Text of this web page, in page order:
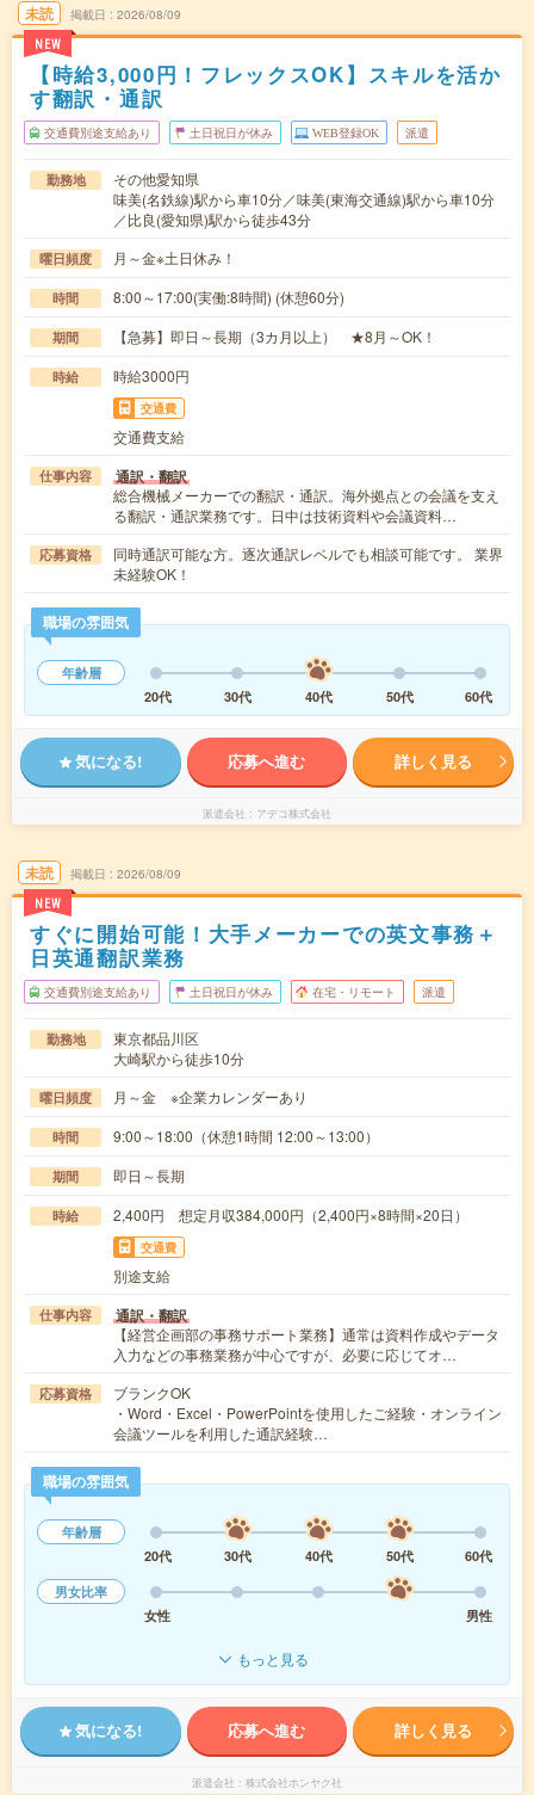
未読
NEW
掲載日 2026/08/09
【時給3,000円！フレックスOK】スキルを活か
す翻訳・通訳
交通費別途支給あり 土日祝日が休み WEB登録OK 派遣
勤務地
その他愛知県
味美(名鉄線)駅から車10分／味美(東海交通線)駅から車10分
／比良(愛知県)駅から徒歩43分
曜日頻度 月～金※土日休み！
時間 8:00～17:00(実働:8時間) (休憩60分)
期間 【急募】即日～長期（3カ月以上） ★8月～OK！
時給 時給3000円
交通費
交通費支給
仕事内容 通訳・翻訳
総合機械メーカーでの翻訳・通訳。海外拠点との会議を支え
る翻訳・通訳業務です。日中は技術資料や会議資料…
応募資格
同時通訳可能な方。逐次通訳レベルでも相談可能です。 業界
未経験OK！
職場の雰囲気
年齢層
20代
30代 40代 50代 60代
気になる! 応募へ進む 詳しく見る
派遣会社 アデコ株式会社
未読
NEW
掲載日 2026/08/09
すぐに開始可能！大手メーカーでの英文事務＋
日英通翻訳業務
交通費別途支給あり 土日祝日が休み 在宅・リモート 派遣
勤務地
東京都品川区
大崎駅から徒歩10分
曜日頻度 月～金 ※企業カレンダーあり
時間 9:00～18:00（休憩1時間 12:00～13:00）
期間 即日～長期
時給 2,400円 想定月収384,000円（2,400円×8時間×20日）
交通費
別途支給
仕事内容 通訳・翻訳
【経営企画部の事務サポート業務】通常は資料作成やデータ
入力などの事務業務が中心ですが、必要に応じてオ…
応募資格
ブランクOK
・Word・Excel・PowerPointを使用したご経験・オンライン
会議ツールを利用した通訳経験…
職場の雰囲気
年齢層
20代
30代 40代 50代
60代
男女比率
女性
男性
もっと見る
気になる! 応募へ進む 詳しく見る
派遣会社 株式会社ホンヤク社